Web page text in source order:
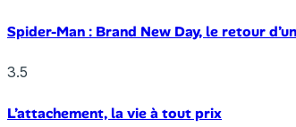
Spider-Man : Brand New Day, le retour
3.5
L’attachement, la vie à tout prix